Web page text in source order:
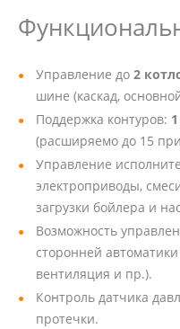
Управление до 2
шине (каскад,
Поддержка контуров:
(расширяемо до 15
Управление
электроприводы,
загрузки бойлера и
Возможность
сторонней
вентиляция и пр.).
Контроль датчика
протечки.